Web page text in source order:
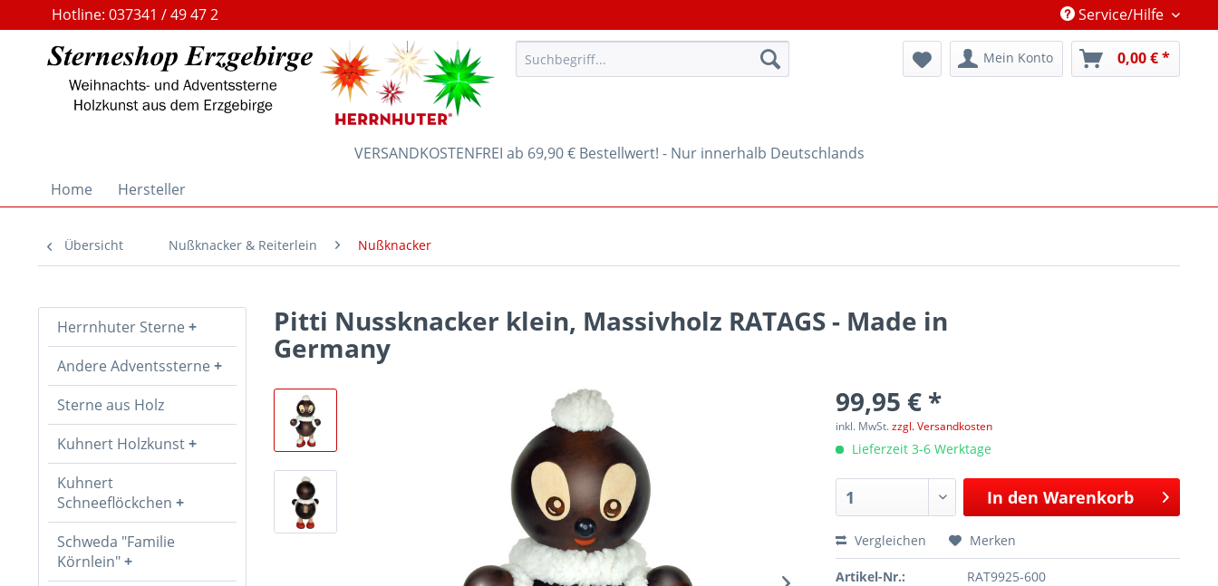
Hotline: 037341 / 49 47 2 Service/Hilfe
Mein Konto 0,00 € *
VERSANDKOSTENFREI ab 69,90 € Bestellwert! - Nur innerhalb Deutschlands
Home
Hersteller
Übersicht Nußknacker & Reiterlein Nußknacker
Herrnhuter Sterne
Andere Adventssterne
Sterne aus Holz
Kuhnert Holzkunst
Kuhnert
Schneeflöckchen
Schweda "Familie
Körnlein"
Pitti Nussknacker klein, Massivholz RATAGS - Made in
Germany
99,95 € *
inkl. MwSt.zzgl. Versandkosten
Lieferzeit 3-6 Werktage
In den Warenkorb
Vergleichen Merken
Artikel-Nr.:
RAT9925-600